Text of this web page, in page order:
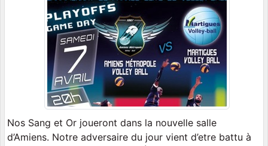
Nos Sang et Or joueront dans la nouvelle salle
d’Amiens. Notre adversaire du jour vient d’etre battu à